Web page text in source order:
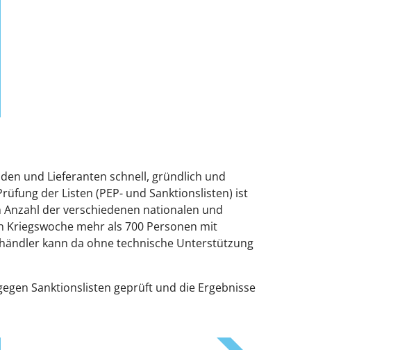
und Lieferanten schnell, gründlich und
der Listen (PEP- und Sanktionslisten) ist
der verschiedenen nationalen und
mehr als 700 Personen mit
kann da ohne technische Unterstützung
Sanktionslisten geprüft und die Ergebnisse